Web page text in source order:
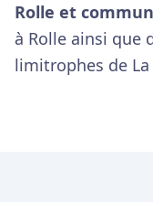
Rolle et
à Rolle ainsi que
limitrophes de La